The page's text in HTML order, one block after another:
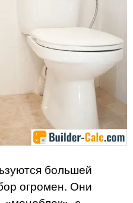
большей
огромен. Они